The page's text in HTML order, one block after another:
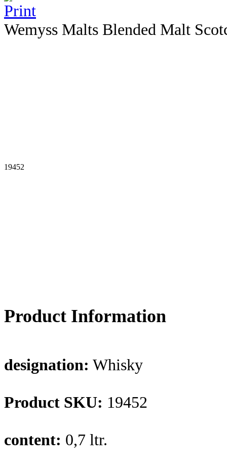
Wemyss Malts Blended Malt
19452
Product Information
designation: Whisky
Product SKU: 19452
content: 0,7 ltr.